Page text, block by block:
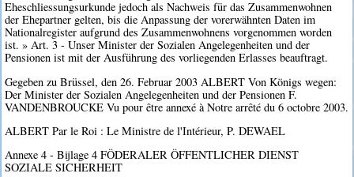
Eheschliessungsurkunde jedoch als Nachweis für das Zusammenwohnen
der Ehepartner gelten, bis die Anpassung der vorerwähnten Daten im
Nationalregister aufgrund des Zusammenwohnens vorgenommen worden
ist. » Art. 3 - Unser Minister der Sozialen Angelegenheiten und der
Pensionen ist mit der Ausführung des vorliegenden Erlasses beauftragt.
Gegeben zu Brüssel, den 26. Februar 2003 ALBERT Von Königs wegen:
Der Minister der Sozialen Angelegenheiten und der Pensionen F.
VANDENBROUCKE Vu pour être annexé à Notre arrêté du 6 octobre 2003.
ALBERT Par le Roi : Le Ministre de l'Intérieur, P. DEWAEL
Annexe 4 - Bijlage 4 FÖDERALER ÖFFENTLICHER DIENST
SOZIALE SICHERHEIT